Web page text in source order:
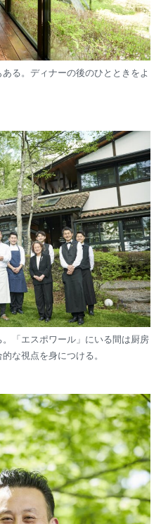
る。ディナーの後のひとときをよ
「エスポワール」にいる間は厨房
な視点を身につける。